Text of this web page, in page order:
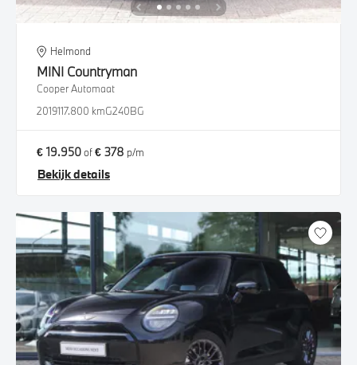
Helmond
MINI Countryman
Cooper Automaat
2019117.800 kmG240BG
€ 19.950of€ 378 p/m
Bekijk details